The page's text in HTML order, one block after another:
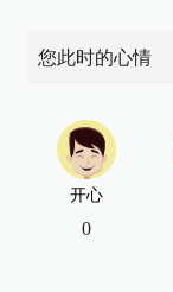
您此时的心情
开心
0